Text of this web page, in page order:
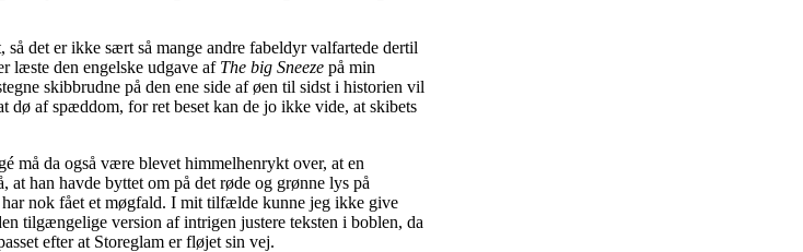
så det er ikke sært så mange andre fabeldyr valfartede dertil
læste den engelske udgave af The big Sneezepå min
skibbrudne på den ene side af øen til sidst i historien vil
dø af spæddom, for ret beset kan de jo ikke vide, at skibets
må da også være blevet himmelhenrykt over, at en
han havde byttet om på det røde og grønne lys på
nok fået et møgfald. I mit tilfælde kunne jeg ikke give
tilgængelige version af intrigen justere teksten i boblen, da
efter at Storeglam er fløjet sin vej.